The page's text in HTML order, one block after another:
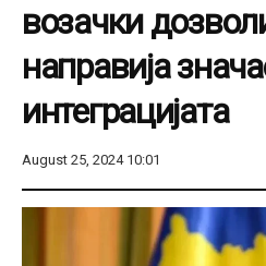
возачки
направија
интеграцијата
August 25, 2024 10:01